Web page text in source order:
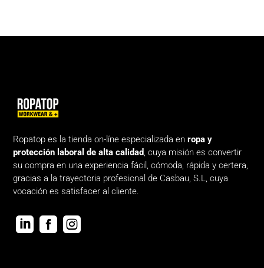
Ropatop es la tienda on-líne especializada enropa y
protección laboral de alta calidad, cuya misión es convertir
su compra en una experiencia fácil, cómoda, rápida y certera,
gracias a la trayectoria profesional de Casbau, S.L, cuya
vocación es satisfacer al cliente.
  